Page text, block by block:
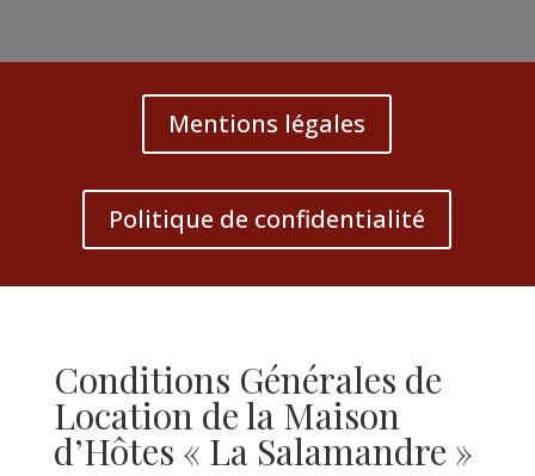
Mentions légales
Politique de confidentialité
Conditions Générales de
Location de la Maison
d’Hôtes « La Salamandre »